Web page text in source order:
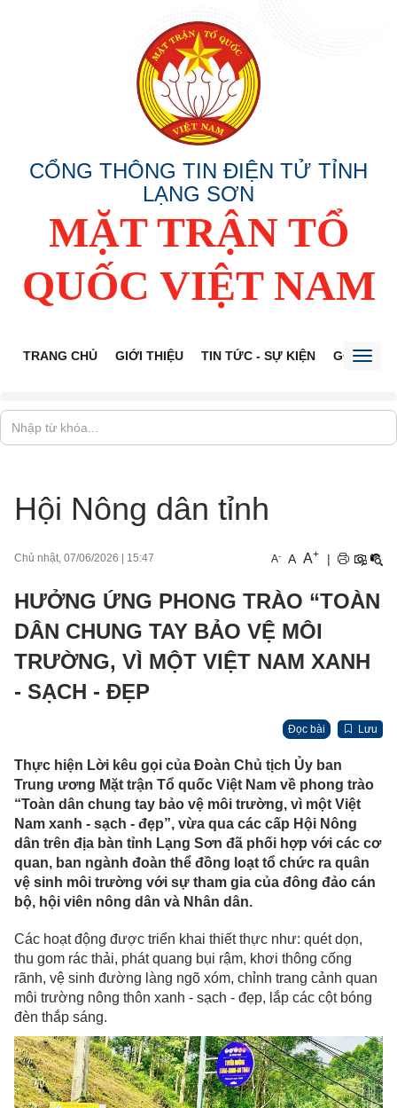
CỔNG THÔNG TIN ĐIỆN TỬ TỈNH
LẠNG SƠN
MẶT TRẬN TỔ
QUỐC VIỆT NAM
TRANG CHỦ GIỚI THIỆU TIN TỨC - SỰ KIỆN GÓP Ý
Hội Nông dân tỉnh
Chủ nhật, 07/06/2026 15:47 A- A A+ |
HƯỞNG ỨNG PHONG TRÀO “TOÀN
DÂN CHUNG TAY BẢO VỆ MÔI
TRƯỜNG, VÌ MỘT VIỆT NAM XANH
- SẠCH - ĐẸP
Đọc bài Lưu
Thực hiện Lời kêu gọi của Đoàn Chủ tịch Ủy ban
Trung ương Mặt trận Tổ quốc Việt Nam về phong trào
“Toàn dân chung tay bảo vệ môi trường, vì một Việt
Nam xanh - sạch - đẹp”, vừa qua các cấp Hội Nông
dân trên địa bàn tỉnh Lạng Sơn đã phối hợp với các cơ
quan, ban ngành đoàn thể đồng loạt tổ chức ra quân
vệ sinh môi trường với sự tham gia của đông đảo cán
bộ, hội viên nông dân và Nhân dân.
Các hoạt động được triển khai thiết thực như: quét dọn,
thu gom rác thải, phát quang bụi rậm, khơi thông cống
rãnh, vệ sinh đường làng ngõ xóm, chỉnh trang cảnh quan
môi trường nông thôn xanh - sạch - đẹp, lắp các cột bóng
đèn thắp sáng.